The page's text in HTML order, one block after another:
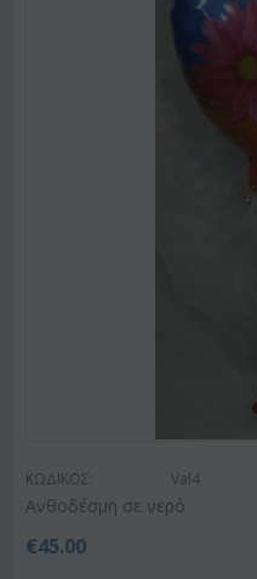
ΚΩΔΙΚΟΣ: Val4
Ανθοδέσμη σε νερό
€45.00